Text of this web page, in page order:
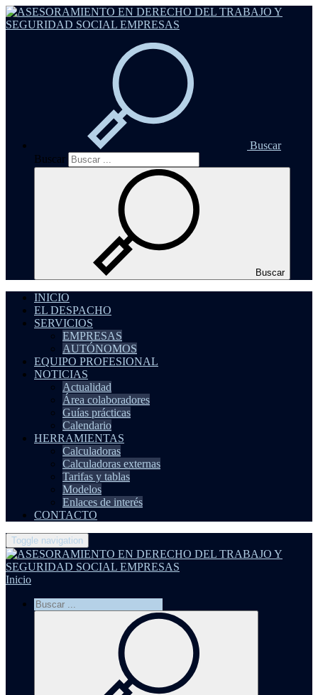
Buscar
Buscar
Buscar
INICIO
EL DESPACHO
SERVICIOS
EMPRESAS
AUTÓNOMOS
EQUIPO PROFESIONAL
NOTICIAS
Actualidad
Área colaboradores
Guías prácticas
Calendario
HERRAMIENTAS
Calculadoras
Calculadoras externas
Tarifas y tablas
Modelos
Enlaces de interés
CONTACTO
Toggle navigation
Inicio